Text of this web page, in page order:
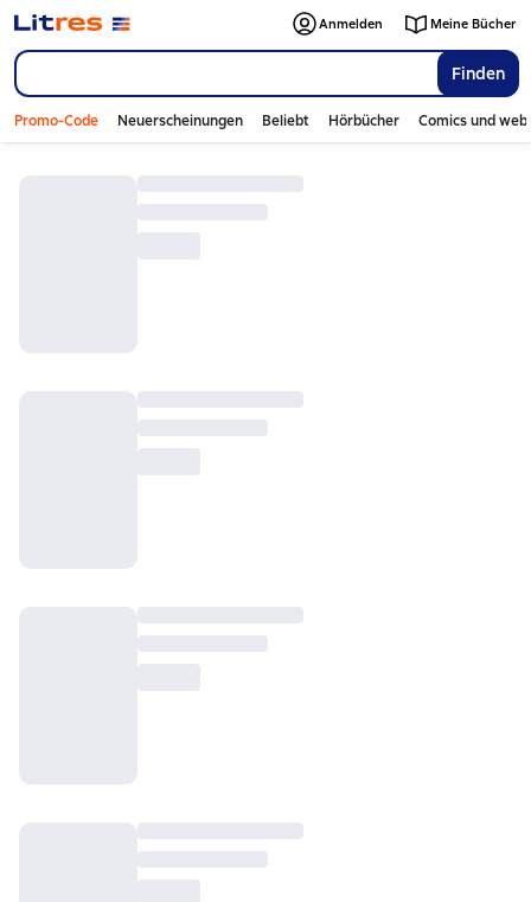
Finden
Anmelden Meine Bücher
Promo-Code Neuerscheinungen Beliebt Hörbücher Comics und